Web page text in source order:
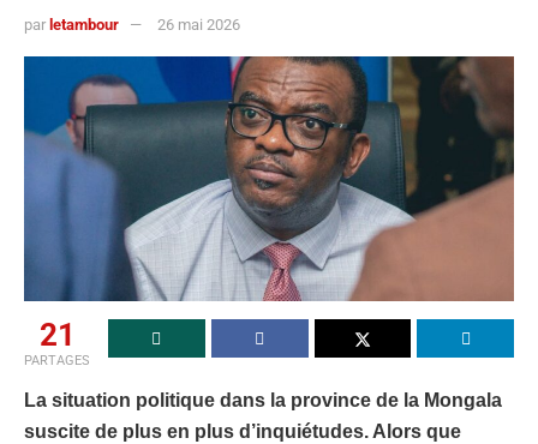
par letambour 26 mai 2026
21
PARTAGES
La situation politique dans la province de la Mongala
suscite de plus en plus d’inquiétudes. Alors que